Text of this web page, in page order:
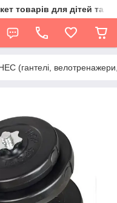
товарів для дітей та їх
(гантелі, велотренажери,